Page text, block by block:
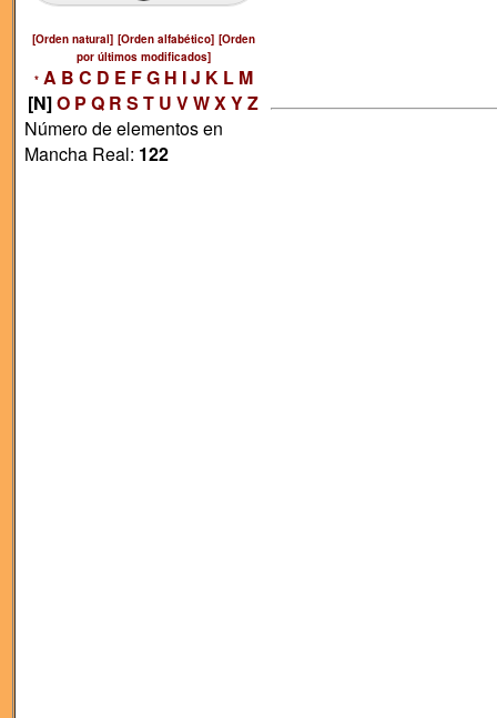
[Orden natural] [Orden alfabético] [Orden
por últimos modificados]
* A B C D E FG H IJ K L M
[N]O P Q R S T U VWXYZ
Número de elementos en
Mancha Real: 122